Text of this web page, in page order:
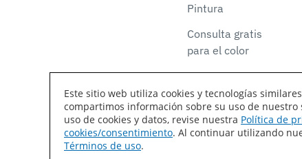
Pintura
Consulta gratis
para el color
Declaración de accesibilidad Mapa del sitio
Coil Coatings
Este sitio web utiliza cookies y tecnologías
compartimos información sobre su uso de
uso de cookies y datos, revise nuestra Política de
cookies/consentimiento. Al continuar utilizando
Términos de uso.